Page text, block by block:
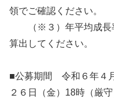
領でご確認ください。
（※３）年平均成長率
算出してください。
■公募期間 令和６年４
２６日（金）18時（厳守